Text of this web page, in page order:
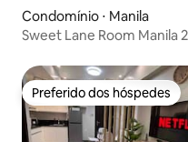
Condomínio ⋅ Manila
Sweet Lane Room Manila
Preferido dos hóspedes
Preferido dos hóspedes